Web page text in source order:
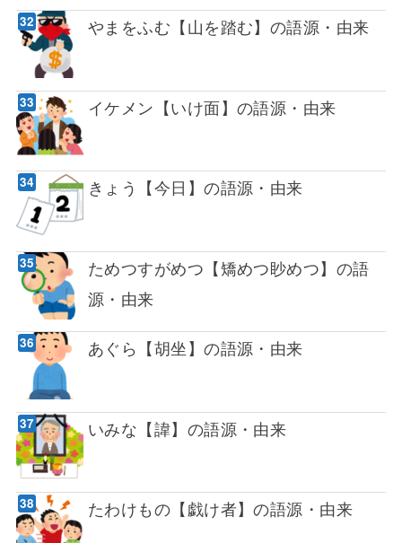
やまをふむ【山を踏む】の語源・由来
イケメン【いけ面】の語源・由来
きょう【今日】の語源・由来
ためつすがめつ【矯めつ眇めつ】の語
源・由来
あぐら【胡坐】の語源・由来
いみな【諱】の語源・由来
たわけもの【戯け者】の語源・由来